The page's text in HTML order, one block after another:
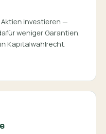
investieren —
weniger Garantien.
Kapitalwahlrecht.